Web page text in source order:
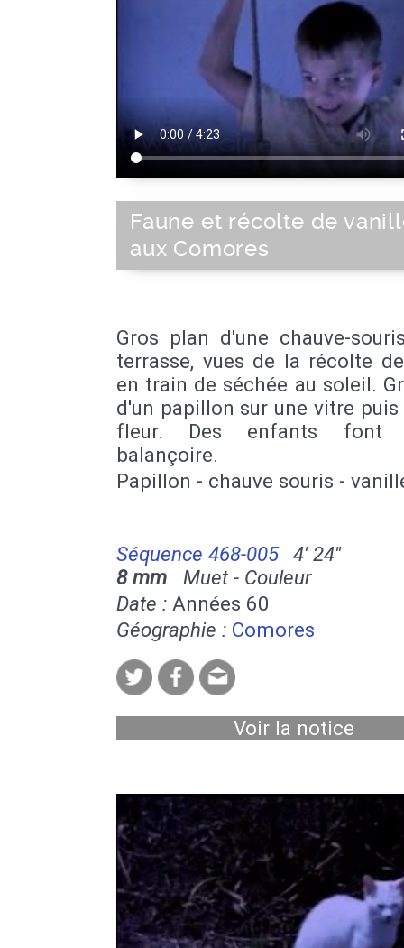
Faune et récolte de
aux Comores
Gros plan d'une chauve-
terrasse, vues de la récolte
en train de séchée au soleil.
d'un papillon sur une vitre puis
fleur. Des enfants
balançoire.
Papillon - chauve souris -
Séquence 468-005
4' 24''
8 mm Muet - Couleur
Date : Années 60
Géographie : Comores
Voir la notice